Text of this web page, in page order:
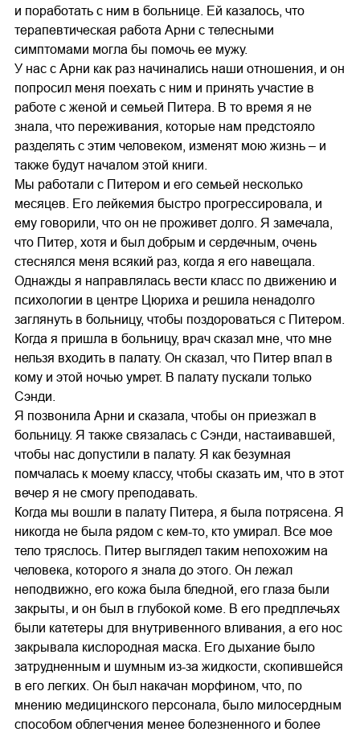
и поработать с ним в больнице. Ей казалось, что
терапевтическая работа Арни с телесными
симптомами могла бы помочь ее мужу.
У нас с Арни как раз начинались наши отношения, и он
попросил меня поехать с ним и принять участие в
работе с женой и семьей Питера. В то время я не
знала, что переживания, которые нам предстояло
разделять с этим человеком, изменят мою жизнь – и
также будут началом этой книги.
Мы работали с Питером и его семьей несколько
месяцев. Его лейкемия быстро прогрессировала, и
ему говорили, что он не проживет долго. Я замечала,
что Питер, хотя и был добрым и сердечным, очень
стеснялся меня всякий раз, когда я его навещала.
Однажды я направлялась вести класс по движению и
психологии в центре Цюриха и решила ненадолго
заглянуть в больницу, чтобы поздороваться с Питером.
Когда я пришла в больницу, врач сказал мне, что мне
нельзя входить в палату. Он сказал, что Питер впал в
кому и этой ночью умрет. В палату пускали только
Сэнди.
Я позвонила Арни и сказала, чтобы он приезжал в
больницу. Я также связалась с Сэнди, настаивавшей,
чтобы нас допустили в палату. Я как безумная
помчалась к моему классу, чтобы сказать им, что в этот
вечер я не смогу преподавать.
Когда мы вошли в палату Питера, я была потрясена. Я
никогда не была рядом с кем-то, кто умирал. Все мое
тело тряслось. Питер выглядел таким непохожим на
человека, которого я знала до этого. Он лежал
неподвижно, его кожа была бледной, его глаза были
закрыты, и он был в глубокой коме. В его предплечьях
были катетеры для внутривенного вливания, а его нос
закрывала кислородная маска. Его дыхание было
затрудненным и шумным из-за жидкости, скопившейся
в его легких. Он был накачан морфином, что, по
мнению медицинского персонала, было милосердным
способом облегчения менее болезненного и более